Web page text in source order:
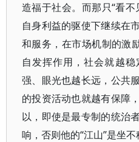
造福于社会。而那只“看
自身利益的驱使下继续在
和服务，在市场机制的激
自发挥作用，社会就越
强、眼光也越长远，公共
的投资活动也就越有保障
以，即使是最专制的统治
响，否则他的“江山”是坐不